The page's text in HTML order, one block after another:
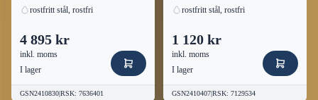
rostfritt stål, rostfri
4 895 kr
inkl. moms
I lager
GSN2410830|RSK: 7636401
rostfritt stål, rostfri
1 120 kr
inkl. moms
I lager
GSN2410407|RSK: 7129534